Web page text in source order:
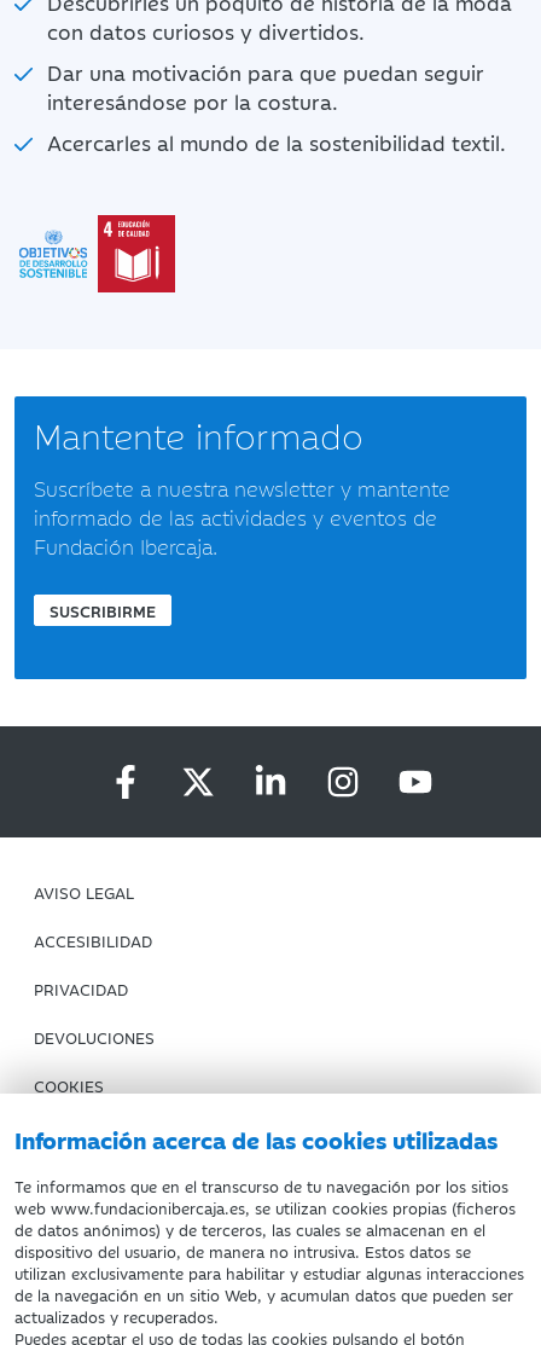
Información acerca de las cookies utilizadas
Te informamos que en el transcurso de tu navegación por los sitios
web www.fundacionibercaja.es, se utilizan cookies propias (ficheros
de datos anónimos) y de terceros, las cuales se almacenan en el
dispositivo del usuario, de manera no intrusiva. Estos datos se
utilizan exclusivamente para habilitar y estudiar algunas interacciones
de la navegación en un sitio Web, y acumulan datos que pueden ser
actualizados y recuperados.
Puedes aceptar el uso de todas las cookies pulsando el botón
con datos curiosos y divertidos.
Dar una motivación para que puedan seguir
interesándose por la costura.
Acercarles al mundo de la sostenibilidad textil.
Mantente informado
Suscríbete a nuestra newsletter y mantente
informado de las actividades y eventos de
Fundación Ibercaja.
SUSCRIBIRME
AVISO LEGAL
ACCESIBILIDAD
PRIVACIDAD
DEVOLUCIONES
COOKIES
CONDICIONES DE COMPRA
IBERCAJA BANCO
Fundación Bancaria Ibercaja. C.I.F. G-50000652.
Inscrita en el Registro de Fundaciones del Mº de Educación,
Cultura y Deporte con el nº 1689.
Domicilio social: Joaquín Costa, 13. 50001 Zaragoza.